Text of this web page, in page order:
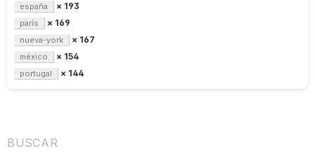
españa × 193
parís × 169
nueva-york × 167
méxico × 154
portugal × 144
BUSCAR